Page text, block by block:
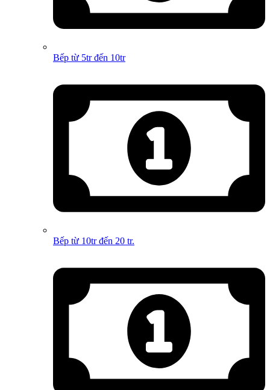
Bếp từ 5tr đến 10tr
Bếp từ 10tr đến 20 tr.